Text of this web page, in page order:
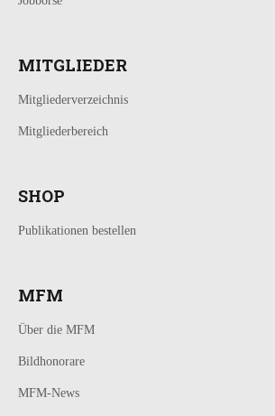
MITGLIEDER
Mitgliederverzeichnis
Mitgliederbereich
SHOP
Publikationen bestellen
MFM
Über die MFM
Bildhonorare
MFM-News